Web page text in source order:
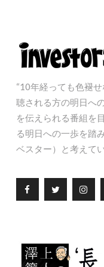
“10年経っても色褪
聴される方の明日へ
を伝えられる番組を
る明日への一歩を踏
ベスター）と考えてい